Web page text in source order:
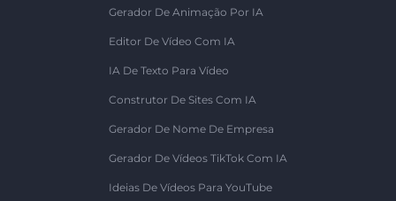
Gerador De Animação Por IA
Editor De Vídeo Com IA
IA De Texto Para Vídeo
Construtor De Sites Com IA
Gerador De Nome De Empresa
Gerador De Vídeos TikTok Com IA
Ideias De Vídeos Para YouTube